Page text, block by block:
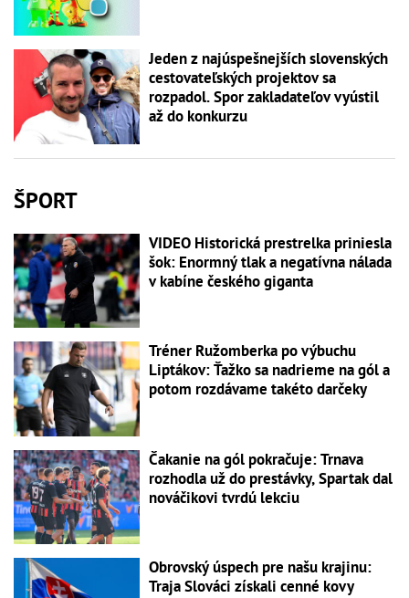
Jeden z najúspešnejších slovenských
cestovateľských projektov sa
rozpadol. Spor zakladateľov vyústil
až do konkurzu
ŠPORT
VIDEO Historická prestrelka priniesla
šok: Enormný tlak a negatívna nálada
v kabíne českého giganta
Tréner Ružomberka po výbuchu
Liptákov: Ťažko sa nadrieme na gól a
potom rozdávame takéto darčeky
Čakanie na gól pokračuje: Trnava
rozhodla už do prestávky, Spartak dal
nováčikovi tvrdú lekciu
Obrovský úspech pre našu krajinu:
Traja Slováci získali cenné kovy